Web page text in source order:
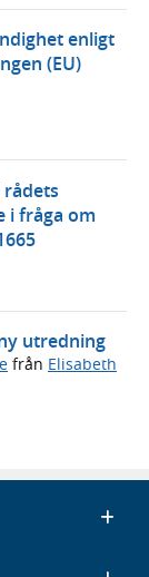
enligt
(EU)
rådets
i fråga om
utredning
från Elisabeth